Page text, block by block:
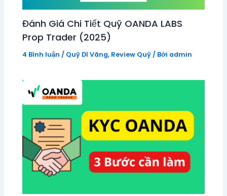
Đánh Giá Chi Tiết Quỹ OANDA LABS
Prop Trader (2025)
4 Bình luận / Quỹ Dĩ Vãng, Review Quỹ / Bởi admin